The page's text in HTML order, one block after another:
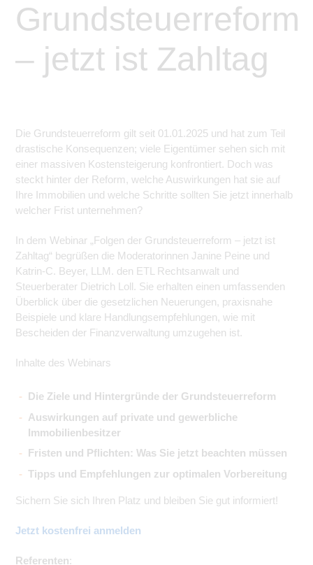
Grundsteuerreform
– jetzt ist Zahltag
Die Grundsteuerreform gilt seit 01.01.2025 und hat zum Teil
drastische Konsequenzen; viele Eigentümer sehen sich mit
einer massiven Kostensteigerung konfrontiert. Doch was
steckt hinter der Reform, welche Auswirkungen hat sie auf
Ihre Immobilien und welche Schritte sollten Sie jetzt innerhalb
welcher Frist unternehmen?
In dem Webinar „Folgen der Grundsteuerreform – jetzt ist
Zahltag“ begrüßen die Moderatorinnen Janine Peine und
Katrin-C. Beyer, LLM. den ETL Rechtsanwalt und
Steuerberater Dietrich Loll. Sie erhalten einen umfassenden
Überblick über die gesetzlichen Neuerungen, praxisnahe
Beispiele und klare Handlungsempfehlungen, wie mit
Bescheiden der Finanzverwaltung umzugehen ist.
Inhalte des Webinars
Die Ziele und Hintergründe der Grundsteuerreform
Auswirkungen auf private und gewerbliche
Immobilienbesitzer
Fristen und Pflichten: Was Sie jetzt beachten müssen
Tipps und Empfehlungen zur optimalen Vorbereitung
Sichern Sie sich Ihren Platz und bleiben Sie gut informiert!
Jetzt kostenfrei anmelden
Referenten: